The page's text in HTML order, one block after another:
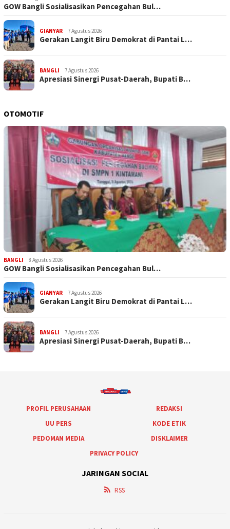
GOW Bangli Sosialisasikan Pencegahan Bul…
GIANYAR 7 Agustus 2026
Gerakan Langit Biru Demokrat di Pantai L…
BANGLI 7 Agustus 2026
Apresiasi Sinergi Pusat-Daerah, Bupati B…
OTOMOTIF
BANGLI 8 Agustus 2026
GOW Bangli Sosialisasikan Pencegahan Bul…
GIANYAR 7 Agustus 2026
Gerakan Langit Biru Demokrat di Pantai L…
BANGLI 7 Agustus 2026
Apresiasi Sinergi Pusat-Daerah, Bupati B…
PROFIL PERUSAHAAN
REDAKSI
UU PERS
KODE ETIK
PEDOMAN MEDIA
DISKLAIMER
PRIVACY POLICY
JARINGAN SOCIAL
RSS